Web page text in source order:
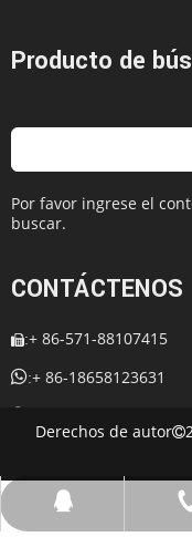
Producto de
Por favor ingrese el
buscar.
CONTÁCTENOS
:+ 86-571-88107415
:+ 86-18658123631
: 657098666
Derechos de autor